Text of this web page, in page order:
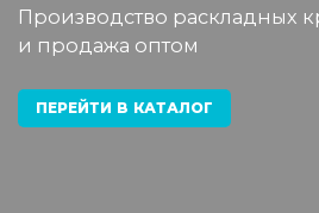
Производство раскладных
и продажа оптом
ПЕРЕЙТИ В КАТАЛОГ